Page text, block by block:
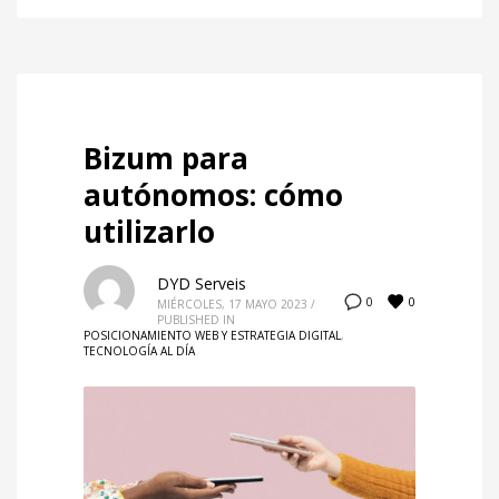
Bizum para
autónomos: cómo
utilizarlo
0 0
DYD Serveis
MIÉRCOLES, 17 MAYO 2023 /
PUBLISHED IN
POSICIONAMIENTO WEB Y ESTRATEGIA DIGITAL ,
TECNOLOGÍA AL DÍA